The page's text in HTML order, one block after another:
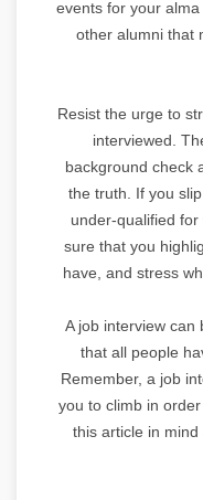
events for your
other alumni that
Resist the urge to
interviewed.
background check
the truth. If you
under-qualified
sure that you
have, and stress
A job interview can
that all people
Remember, a job
you to climb in
this article in